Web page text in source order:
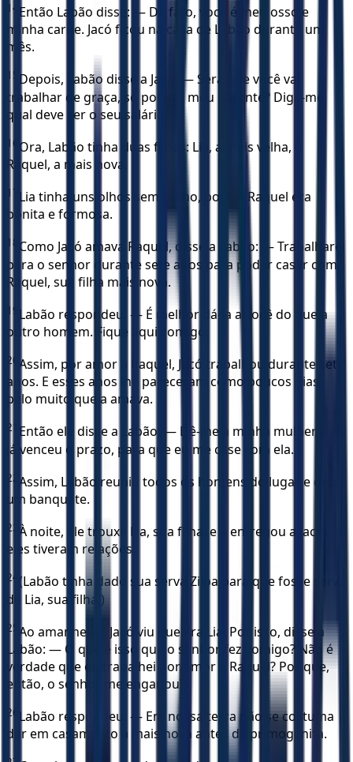
14 Então Labão disse: — De fato, você é meu osso e
minha carne. Jacó ficou na casa de Labão durante um
mês.
15 Depois, Labão disse a Jacó: — Será que você vai
trabalhar de graça, só por ser meu parente? Diga-me
qual deve ser o seu salário.
16 Ora, Labão tinha duas filhas: Lia, a mais velha, e
Raquel, a mais nova.
17 Lia tinha uns olhos sem brilho, porém Raquel era
bonita e formosa.
18 Como Jacó amava Raquel, disse a Labão: — Trabalharei
para o senhor durante sete anos para poder casar com
Raquel, sua filha mais nova.
19 Labão respondeu: — É melhor dá-la a você do que a
outro homem. Fique aqui comigo.
20 Assim, por amor a Raquel, Jacó trabalhou durante sete
anos. E esses anos lhe pareceram como poucos dias,
pelo muito que a amava.
21
Então ele disse a Labão: — Dê-me a minha mulher, pois
já venceu o prazo, para que eu me case com ela.
22 Assim, Labão reuniu todos os homens do lugar e deu
um banquete.
23 À noite, ele trouxe Lia, sua filha, e a entregou a Jacó. E
eles tiveram relações.
24 (Labão tinha dado sua serva Zilpa para que fosse serva
de Lia, sua filha.)
25 Ao amanhecer, Jacó viu que era Lia. Por isso, disse a
Labão: — O que é isso que o senhor fez comigo? Não é
verdade que eu trabalhei por amor a Raquel? Por que,
então, o senhor me enganou?
26 Labão respondeu: — Em nossa terra não se costuma
dar em casamento a mais nova antes da primogênita.